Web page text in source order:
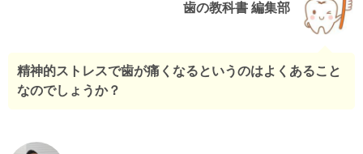
歯の教科書 編集部
精神的ストレスで歯が痛くなるというのはよくあること
なのでしょうか？